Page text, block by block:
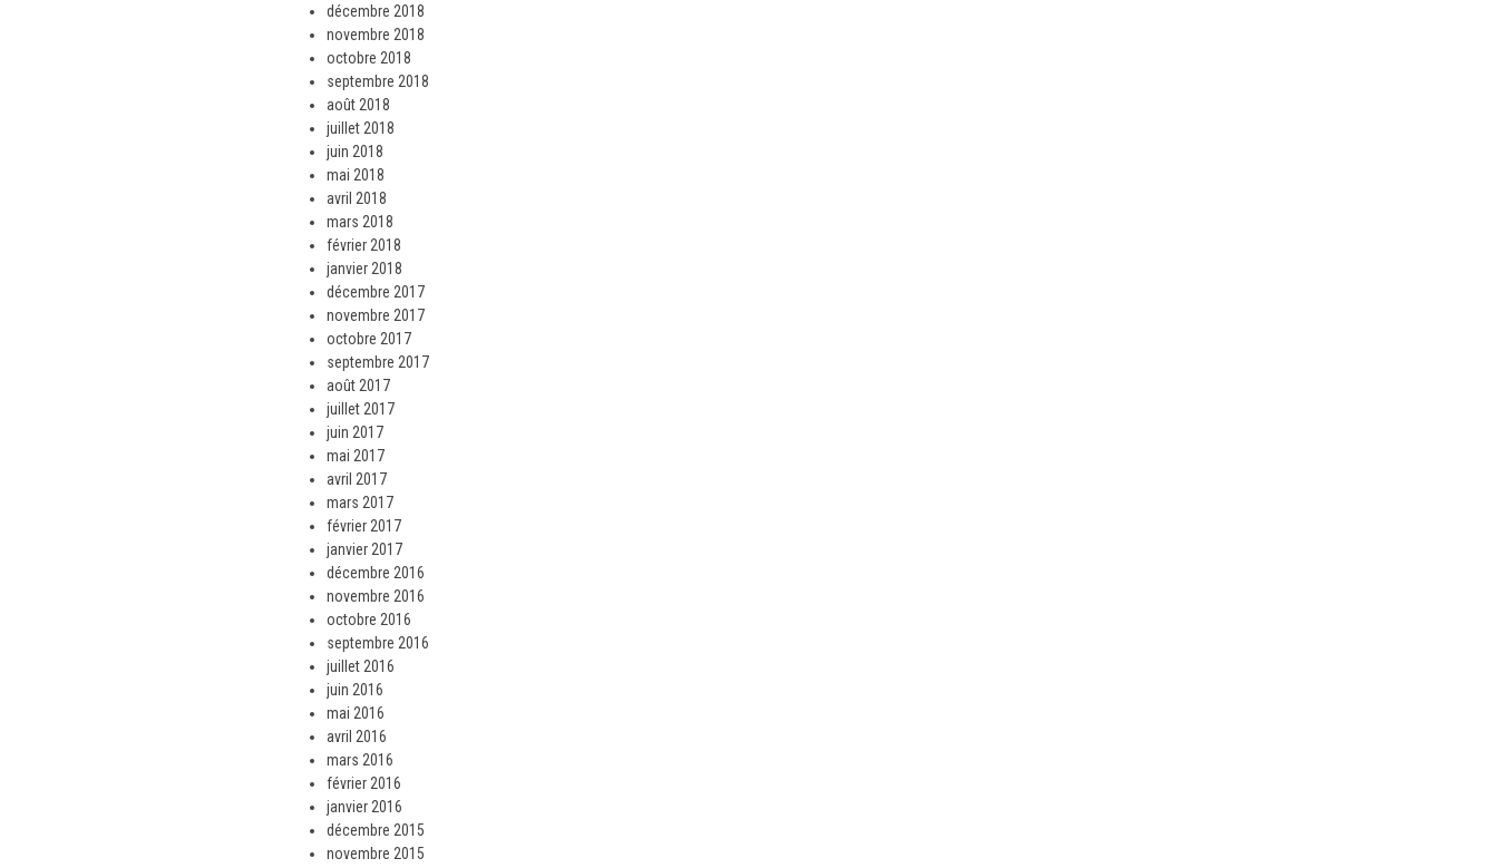
décembre 2018
novembre 2018
octobre 2018
septembre 2018
août 2018
juillet 2018
juin 2018
mai 2018
avril 2018
mars 2018
février 2018
janvier 2018
décembre 2017
novembre 2017
octobre 2017
septembre 2017
août 2017
juillet 2017
juin 2017
mai 2017
avril 2017
mars 2017
février 2017
janvier 2017
décembre 2016
novembre 2016
octobre 2016
septembre 2016
juillet 2016
juin 2016
mai 2016
avril 2016
mars 2016
février 2016
janvier 2016
décembre 2015
novembre 2015